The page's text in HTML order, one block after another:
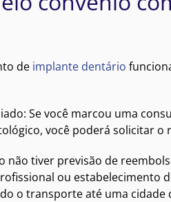
de implante dentário
Se você marcou uma
você poderá solicitar
não tiver previsão de
ou estabelecimento
o transporte até uma cidade